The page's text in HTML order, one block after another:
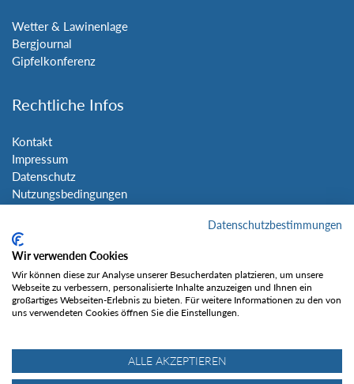
Wetter & Lawinenlage
Bergjournal
Gipfelkonferenz
Rechtliche Infos
Kontakt
Impressum
Datenschutz
Nutzungsbedingungen
Social Media
Gefällt mir
Datenschutzbestimmungen
Wir verwenden Cookies
Wir können diese zur Analyse unserer Besucherdaten platzieren, um unsere
Webseite zu verbessern, personalisierte Inhalte anzuzeigen und Ihnen ein
großartiges Webseiten-Erlebnis zu bieten. Für weitere Informationen zu den von
uns verwendeten Cookies öffnen Sie die Einstellungen.
ALLE AKZEPTIEREN